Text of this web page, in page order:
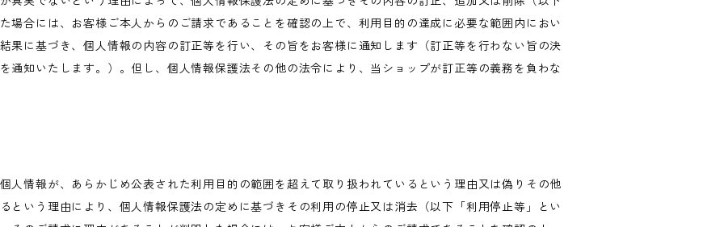
場合には、お客様ご本人からのご請求であることを確認の上で、利用目的の達成に必要な範囲内におい
果に基づき、個人情報の内容の訂正等を行い、その旨をお客様に通知します（訂正等を行わない旨の決
通知いたします。）。但し、個人情報保護法その他の法令により、当ショップが訂正等の義務を負わな
人情報が、あらかじめ公表された利用目的の範囲を超えて取り扱われているという理由又は偽りその他
という理由により、個人情報保護法の定めに基づきその利用の停止又は消去（以下「利用停止等」とい